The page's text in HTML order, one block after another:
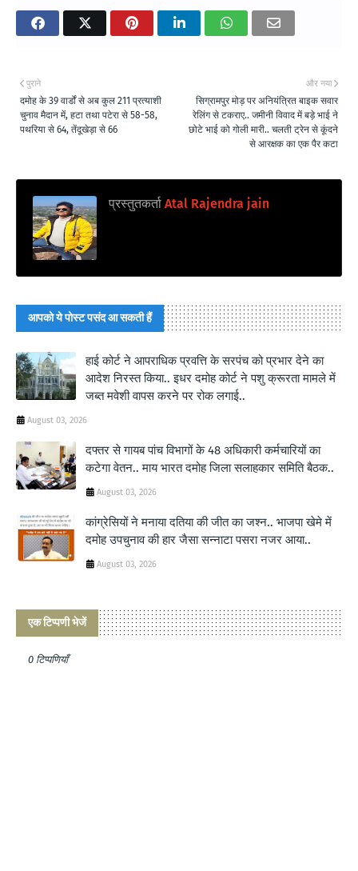
और नया
सिग्रामपुर मोड़ पर अनियंत्रित बाइक सवार
रेलिंग से टकराए.. जमीनी विवाद में बड़े भाई ने
छोटे भाई को गोली मारी.. चलती ट्रेन से कूंदने
से आरक्षक का एक पैर कटा
पुराने
दमोह के 39 वार्डों से अब कुल 211 प्रत्याशी
चुनाव मैदान में, हटा तथा पटेरा से 58-58,
पथरिया से 64, तेंदूखेड़ा से 66
प्रस्तुतकर्ता Atal Rajendra jain
आपको ये पोस्ट पसंद आ सकती हैं
हाई कोर्ट ने आपराधिक प्रवत्ति के सरपंच को प्रभार देने का
आदेश निरस्त किया.. इधर दमोह कोर्ट ने पशु क्रूरता मामले में
जब्त मवेशी वापस करने पर रोक लगाई..
August 03, 2026
दफ्तर से गायब पांच विभागों के 48 अधिकारी कर्मचारियों का
कटेगा वेतन.. माय भारत दमोह जिला सलाहकार समिति बैठक..
August 03, 2026
कांग्रेसियों ने मनाया दतिया की जीत का जश्न.. भाजपा खेमे में
दमोह उपचुनाव की हार जैसा सन्नाटा पसरा नजर आया..
August 03, 2026
एक टिप्पणी भेजें
0 टिप्पणियाँ